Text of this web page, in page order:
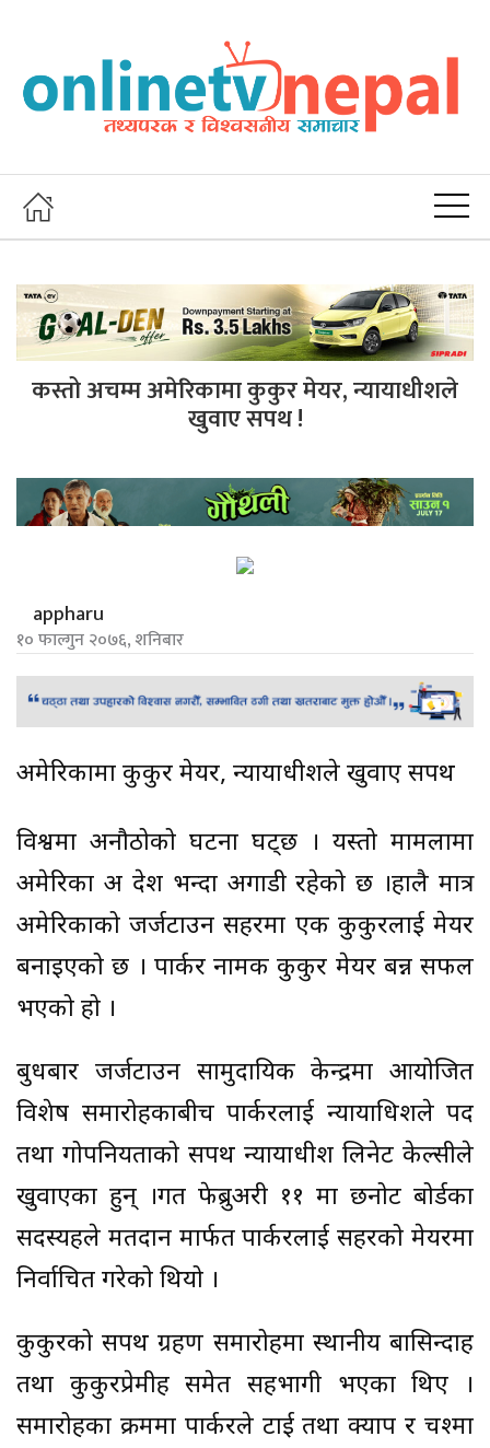
कस्तो अचम्म अमेरिकामा कुकुर मेयर, न्यायाधीशले
खुवाए सपथ !
appharu
१० फाल्गुन २०७६, शनिबार
अमेरिकामा कुकुर मेयर, न्यायाधीशले खुवाए सपथ
विश्वमा अनौठोको घटना घट्छ । यस्तो मामलामा
अमेरिका अरु देश भन्दा अगाडी रहेको छ ।हालै मात्र
अमेरिकाको जर्जटाउन सहरमा एक कुकुरलाई मेयर
बनाइएको छ । पार्कर नामक कुकुर मेयर बन्न सफल
भएको हो ।
बुधबार जर्जटाउन सामुदायिक केन्द्रमा आयोजित
विशेष समारोहकाबीच पार्करलाई न्यायाधिशले पद
तथा गोपनियताको सपथ न्यायाधीश लिनेट केल्सीले
खुवाएका हुन् ।गत फेब्रुअरी ११ मा छनोट बोर्डका
सदस्यहरुले मतदान मार्फत पार्करलाई सहरको मेयरमा
निर्वाचित गरेको थियो ।
कुकुरको सपथ ग्रहण समारोहमा स्थानीय बासिन्दाहरु
तथा कुकुरप्रेमीहरु समेत सहभागी भएका थिए ।
समारोहका क्रममा पार्करले टाई तथा क्याप र चश्मा